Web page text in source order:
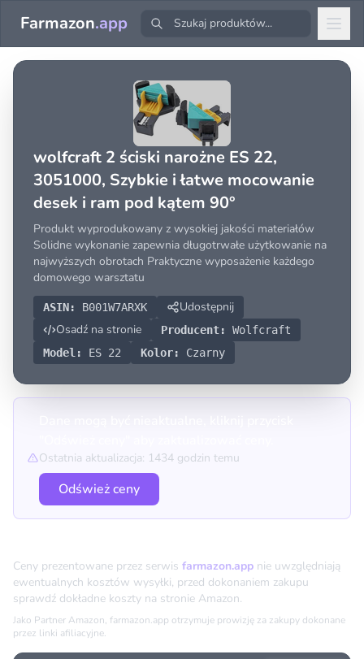
Farmazon.app
wolfcraft 2 ściski narożne ES 22,
3051000, Szybkie i łatwe mocowanie
desek i ram pod kątem 90°
Produkt wyprodukowany z wysokiej jakości materiałów
Solidne wykonanie zapewnia długotrwałe użytkowanie na
najwyższych obrotach Praktyczne wyposażenie każdego
domowego warsztatu
ASIN: B001W7ARXK
Udostępnij
Osadź na stronie
Producent:
Wolfcraft
Model:
ES 22 Kolor: Czarny
Ostatnia aktualizacja: 1434 godzin temu
Odśwież ceny
Ceny prezentowane przez serwis farmazon.app nie uwzględniają
ewentualnych kosztów wysyłki, przed dokonaniem zakupu
sprawdź dokładne koszty na stronie Amazon.
Jako Partner Amazon, farmazon.app otrzymuje prowizję za zakupy dokonane
przez linki afiliacyjne.